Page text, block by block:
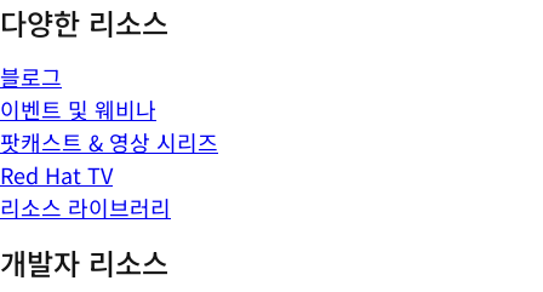
다양한 리소스
블로그
이벤트 및 웨비나
팟캐스트 & 영상 시리즈
Red Hat TV
리소스 라이브러리
개발자 리소스